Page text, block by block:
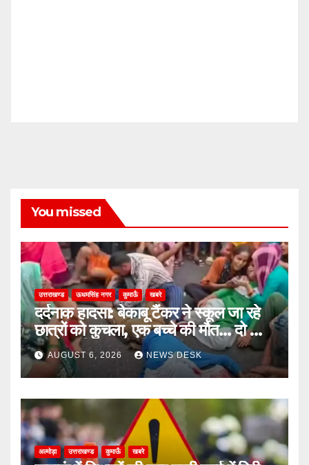
You missed
उत्तराखण्ड ऊधमसिंह नगर कुमाऊँ खबरे
दर्दनाक हादसा: बेकाबू टैंकर ने स्कूल जा रहे
छात्रों को कुचला, एक बच्चे की मौत… दो की
हालत गंभीर
AUGUST 6, 2026 NEWS DESK
अल्मोड़ा उत्तराखण्ड कुमाऊँ खबरे